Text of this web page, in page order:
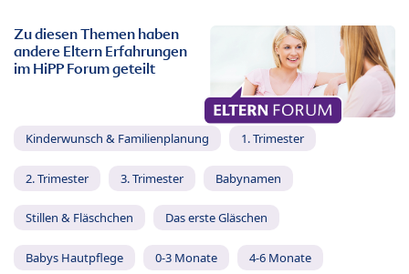
Zu diesen Themen haben
andere Eltern Erfahrungen
im HiPP Forum geteilt
Kinderwunsch & Familienplanung 1. Trimester
2. Trimester 3. Trimester Babynamen
Stillen & Fläschchen Das erste Gläschen
Babys Hautpflege 0-3 Monate 4-6 Monate